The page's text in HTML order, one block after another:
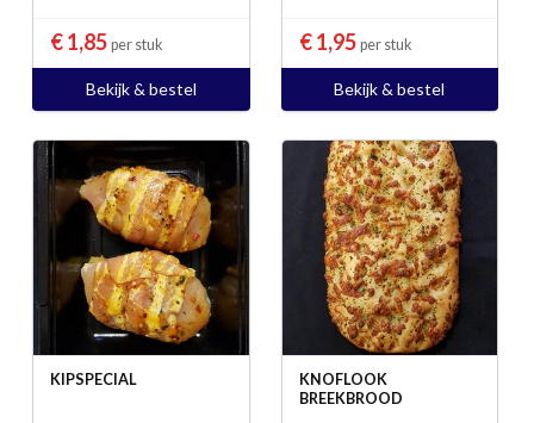
€ 1,85 per stuk
Bekijk & bestel
€ 1,95 per stuk
Bekijk & bestel
KIPSPECIAL
KNOFLOOK
BREEKBROOD